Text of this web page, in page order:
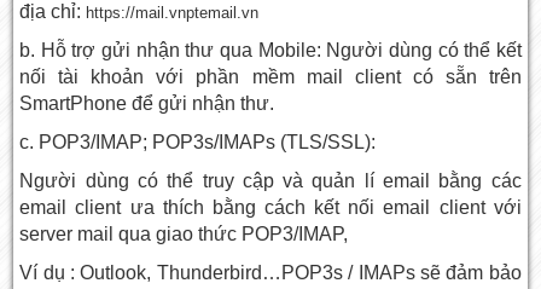
địa chỉ: https://mail.vnptemail.vn
b. Hỗ trợ gửi nhận thư qua Mobile: Người dùng có thể kết
nối tài khoản với phần mềm mail client có sẵn trên
SmartPhone để gửi nhận thư.
c. POP3/IMAP; POP3s/IMAPs (TLS/SSL):
Người dùng có thể truy cập và quản lí email bằng các
email client ưa thích bằng cách kết nối email client với
server mail qua giao thức POP3/IMAP,
Ví dụ : Outlook, Thunderbird…POP3s / IMAPs sẽ đảm bảo